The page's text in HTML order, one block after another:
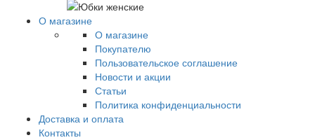
О магазине
О магазине
Покупателю
Пользовательское соглашение
Новости и акции
Статьи
Политика конфиденциальности
Доставка и оплата
Контакты